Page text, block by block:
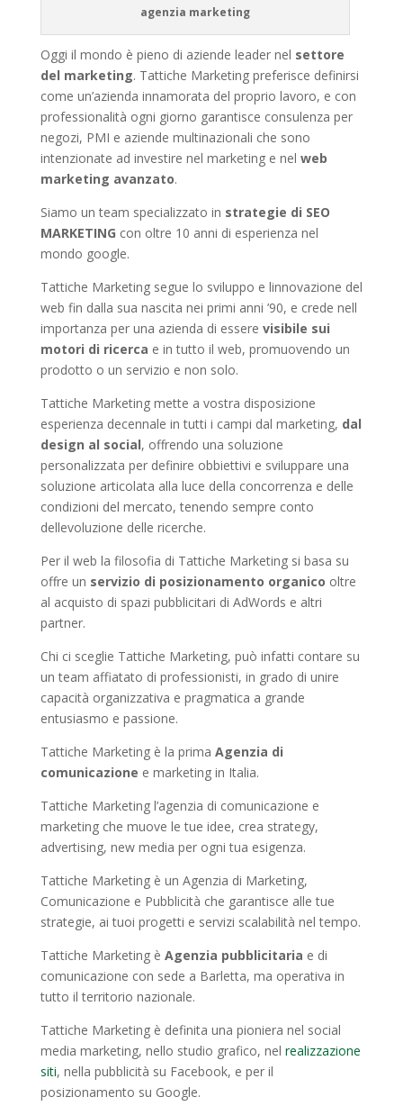
agenzia marketing
Oggi il mondo è pieno di aziende leader nel settore
del marketing. Tattiche Marketing preferisce definirsi
come un’azienda innamorata del proprio lavoro, e con
professionalità ogni giorno garantisce consulenza per
negozi, PMI e aziende multinazionali che sono
intenzionate ad investire nel marketing e nel web
marketing avanzato.
Siamo un team specializzato in strategie di SEO
MARKETING con oltre 10 anni di esperienza nel
mondo google.
Tattiche Marketing segue lo sviluppo e linnovazione del
web fin dalla sua nascita nei primi anni ’90, e crede nell
importanza per una azienda di essere visibile sui
motori di ricerca e in tutto il web, promuovendo un
prodotto o un servizio e non solo.
Tattiche Marketing mette a vostra disposizione
esperienza decennale in tutti i campi dal marketing, dal
design al social, offrendo una soluzione
personalizzata per definire obbiettivi e sviluppare una
soluzione articolata alla luce della concorrenza e delle
condizioni del mercato, tenendo sempre conto
dellevoluzione delle ricerche.
Per il web la filosofia di Tattiche Marketing si basa su
offre un servizio di posizionamento organico oltre
al acquisto di spazi pubblicitari di AdWords e altri
partner.
Chi ci sceglie Tattiche Marketing, può infatti contare su
un team affiatato di professionisti, in grado di unire
capacità organizzativa e pragmatica a grande
entusiasmo e passione.
Tattiche Marketing è la prima Agenzia di
comunicazione e marketing in Italia.
Tattiche Marketing l’agenzia di comunicazione e
marketing che muove le tue idee, crea strategy,
advertising, new media per ogni tua esigenza.
Tattiche Marketing è un Agenzia di Marketing,
Comunicazione e Pubblicità che garantisce alle tue
strategie, ai tuoi progetti e servizi scalabilità nel tempo.
Tattiche Marketing è Agenzia pubblicitaria e di
comunicazione con sede a Barletta, ma operativa in
tutto il territorio nazionale.
Tattiche Marketing è definita una pioniera nel social
media marketing, nello studio grafico, nel realizzazione
siti, nella pubblicità su Facebook, e per il
posizionamento su Google.